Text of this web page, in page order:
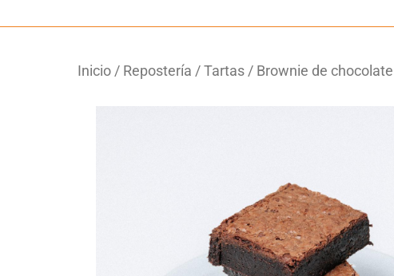
Inicio/ Repostería /Tartas/ Brownie de chocolate